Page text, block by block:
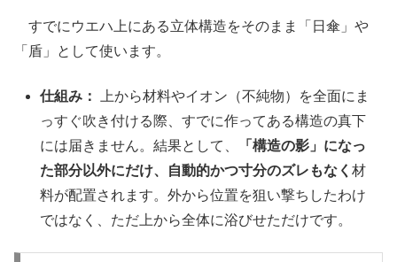
すでにウエハ上にある立体構造をそのまま「日傘」や
「盾」として使います。
仕組み：
上から材料やイオン（不純物）を全面にま
っすぐ吹き付ける際、すでに作ってある構造の真下
には届きません。結果として、
「構造の影」になっ
た部分以外にだけ、自動的かつ寸分のズレもなく材
料が配置されます。外から位置を狙い撃ちしたわけ
ではなく、ただ上から全体に浴びせただけです。